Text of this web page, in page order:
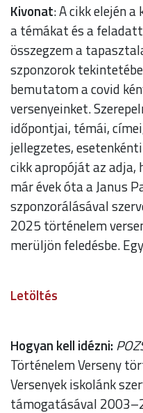
Kivonat: A cikk elején
a témákat és a
összegzem a
szponzorok
bemutatom a covid
versenyeinket.
időpontjai, témái,
jellegzetes,
cikk apropóját az adja,
már évek óta a Janus
szponzorálásával
2025 történelem
merüljön feledésbe.
Letöltés
Hogyan kell idézni:
Történelem Verseny
Versenyek iskolánk
támogatásával